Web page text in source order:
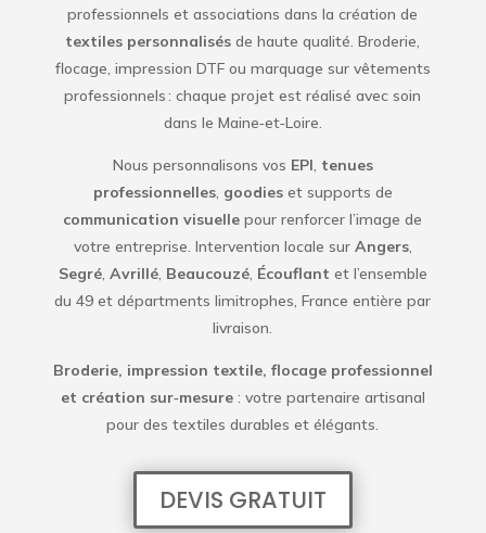
professionnels et associations dans la création de
textiles personnalisés de haute qualité. Broderie,
flocage, impression DTF ou marquage sur vêtements
professionnels : chaque projet est réalisé avec soin
dans le Maine‑et‑Loire.
Nous personnalisons vos EPI, tenues
professionnelles, goodieset supports de
communication visuelle pour renforcer l’image de
votre entreprise. Intervention locale sur Angers,
Segré, Avrillé, Beaucouzé, Écouflant et l’ensemble
du 49 et départments limitrophes, France entière par
livraison.
Broderie, impression textile, flocage professionnel
et création sur‑mesure: votre partenaire artisanal
pour des textiles durables et élégants.
DEVIS GRATUIT